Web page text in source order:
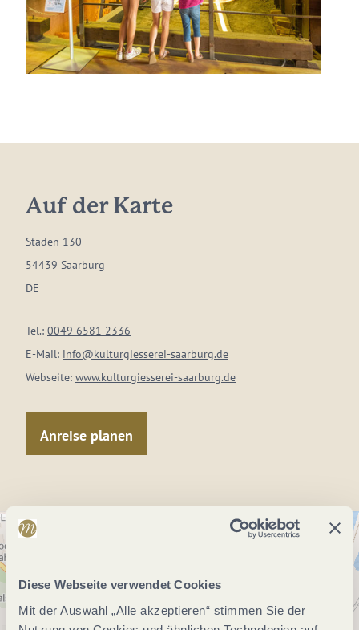
Diese Webseite verwendet Cookies
Mit der Auswahl „Alle akzeptieren“ stimmen Sie der
Auf der Karte
Staden 130
54439 Saarburg
DE
Tel.: 0049 6581 2336
E-Mail: info@kulturgiesserei-saarburg.de
Webseite: www.kulturgiesserei-saarburg.de
Anreise planen